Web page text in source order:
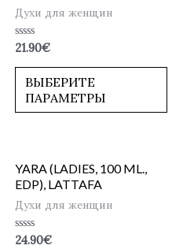
Духи для женщин
Оценка
из
21.90€
ВЫБЕРИТЕ
ПАРАМЕТРЫ
YARA (LADIES, 100 ML.,
EDP), LATTAFA
Духи для женщин
Оценка
24.90€